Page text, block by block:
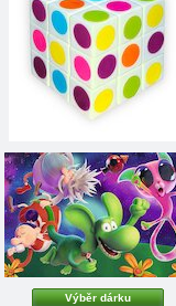
Výběr dárku